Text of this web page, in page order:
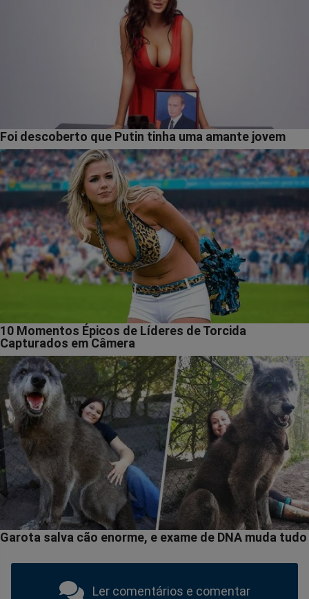
Ler comentários e comentar